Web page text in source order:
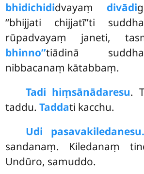
bhidichididvayaṃ divādi
‘‘bhijjati chijjatī’’ti
rūpadvayaṃ janeti,
bhinno’’tiādinā
nibbacanaṃ kātabbaṃ.
Tadi hiṃsānādaresu.
taddu.Taddati kacchu.
Udi
sandanaṃ. Kiledanaṃ
Undūro, samuddo.